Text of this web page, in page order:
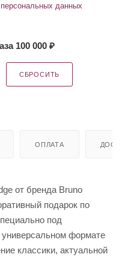
персональных данных
100 000 ₽
СБРОСИТЬ
ОПЛАТА
от бренда Bruno
подарок по
под
формате
классики, актуальной